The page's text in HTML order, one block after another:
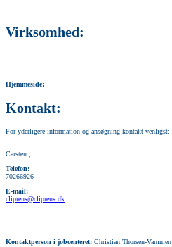
Virksomhed:
Hjemmeside:
Kontakt:
For yderligere information og ansøgning kontakt venligst:
Carsten ,
Telefon:
70266926
E-mail:
cliprens@cliprens.dk
Kontaktperson i jobcenteret: Christian Thorsen-Vammen